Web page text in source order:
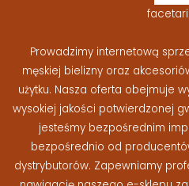
Prowadzimy internetową
męskiej bielizny oraz
użytku. Nasza oferta obejmuje
wysokiej jakości potwierdzonej
jesteśmy bezpośrednim
bezpośrednio od
dystrybutorów. Zapewniamy